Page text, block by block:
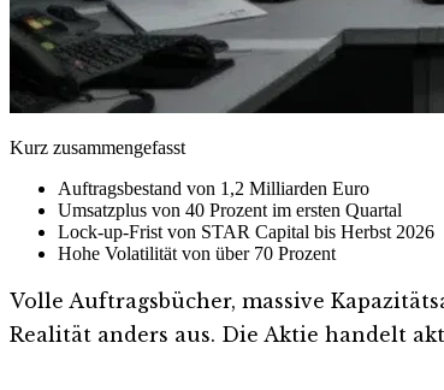
Kurz zusammengefasst
Auftragsbestand von 1,2 Milliarden Euro
Umsatzplus von 40 Prozent im ersten Quartal
Lock-up-Frist von STAR Capital bis Herbst 2026
Hohe Volatilität von über 70 Prozent
Volle Auftragsbücher, massive
Realität anders aus. Die Aktie handelt